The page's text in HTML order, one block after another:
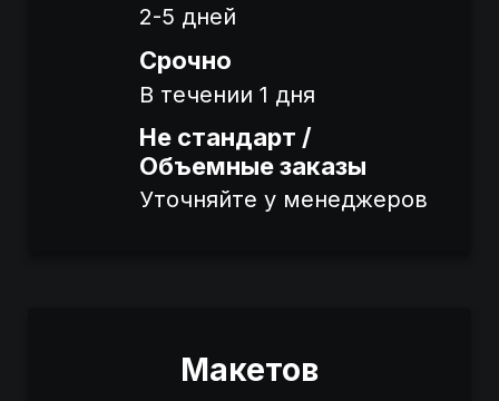
2-5 дней
Срочно
В течении 1 дня
Не стандарт /
Объемные заказы
Уточняйте у менеджеров
Макетов